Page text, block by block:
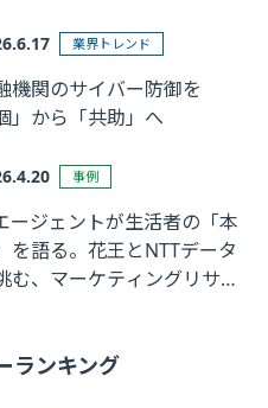
業界トレンド
機関のサイバー防御を
」から「共助」へ
事例
ージェントが生活者の「本
を語る。花王とNTTデータ
む、マーケティングリサー
ランキング